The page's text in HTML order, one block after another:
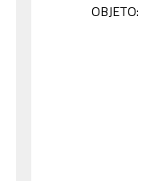
OBJETO: